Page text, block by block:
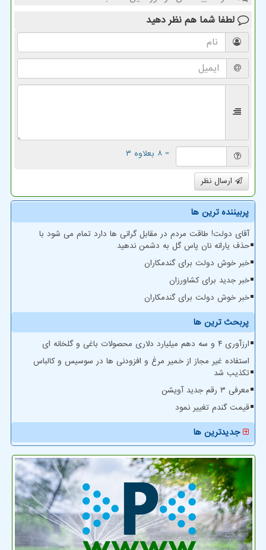
لطفا شما هم نظر دهید
= ۸ بعلاوه ۳
ارسال نظر
پربیننده ترین ها
آقای دولت! طاقت مردم در مقابل گرانی ها دارد تمام می شود با
حذف یارانه نان پاس گل به دشمن ندهید
خبر خوش دولت برای گندمکاران
خبر جدید برای کشاورزان
خبر خوش دولت برای گندمکاران
پربحث ترین ها
ارزآوری ۴ و سه دهم میلیارد دلاری محصولات باغی و گلخانه ای
استفاده غیر مجاز از خمیر مرغ و افزودنی ها در سوسیس و کالباس
تکذیب شد
معرفی ۳ رقم جدید آویشن
قیمت گندم تغییر نمود
جدیدترین ها